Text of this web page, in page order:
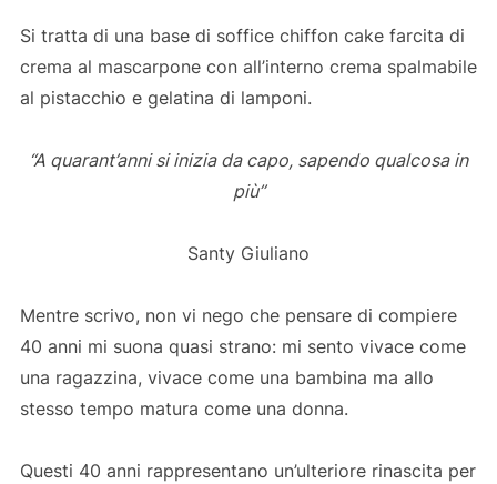
Si tratta di una base di soffice chiffon cake farcita di
crema al mascarpone con all’interno crema spalmabile
al pistacchio e gelatina di lamponi.
“A quarant’anni si inizia da capo, sapendo qualcosa in
più”
Santy Giuliano
Mentre scrivo, non vi nego che pensare di compiere
40 anni mi suona quasi strano: mi sento vivace come
una ragazzina, vivace come una bambina ma allo
stesso tempo matura come una donna.
Questi 40 anni rappresentano un’ulteriore rinascita per